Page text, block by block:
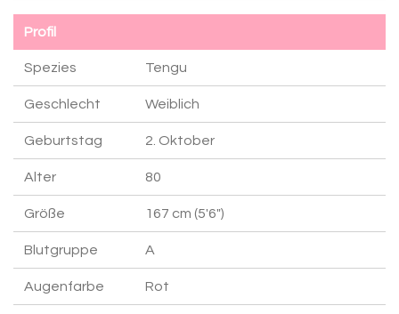
Profil
Spezies Tengu
Geschlecht Weiblich
Geburtstag 2. Oktober
Alter 80
Größe 167 cm (5'6")
Blutgruppe A
Augenfarbe Rot